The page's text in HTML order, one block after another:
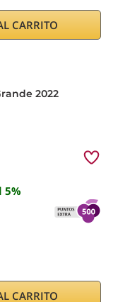
CARRITO
2022
5%
CARRITO